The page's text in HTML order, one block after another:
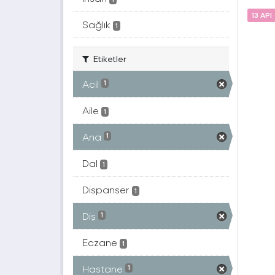
Sağlık 1
Etiketler
Acil 1
Aile 1
Ana 1
Dal 1
Dispanser 1
Diş 1
Eczane 1
Hastane 1
13 API